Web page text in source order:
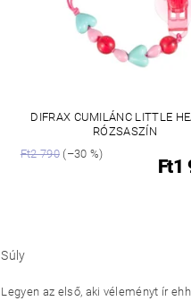
DIFRAX CUMILÁNC LITTLE
RÓZSASZÍN
Ft2 790 (–30 %)
Ft1
Súly
Legyen az első, aki véleményt ír